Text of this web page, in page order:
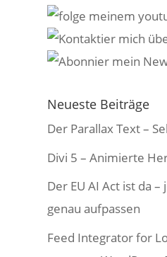
Neueste Beiträge
Der Parallax Text –
Divi 5 – Animierte
Der EU AI Act ist da
genau aufpassen
Feed Integrator for